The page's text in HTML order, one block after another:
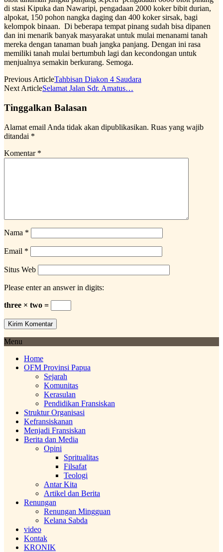
di stasi Kipuka dan Nawaripi, pengadaan 2000 koker bibit durian,
alpokat, 150 pohon nangka daging dan 400 koker sirsak, bagi
kelompok binaan. Di beberapa tempat pinang sudah bisa dipanen
dan ini menarik banyak masyarakat untuk mulai menanami tanah
mereka dengan tanaman buah jangka panjang. Dengan ini rasa
memiliki tanah mulai bertumbuh lagi dan kecondongan untuk
menjualnya semakin berkurang. Semoga.
Previous ArticleTahbisan Diakon 4 Saudara
Next ArticleSelamat Jalan Sdr. Amatus…
Tinggalkan Balasan
Alamat email Anda tidak akan dipublikasikan. Ruas yang wajib
ditandai *
Komentar *
Nama *
Email *
Situs Web
Please enter an answer in digits:
three × two =
Menu
Home
OFM Provinsi Papua
Sejarah
Komunitas
Kerasulan
Pendidikan Fransiskan
Struktur Organisasi
Kefransiskanan
Menjadi Fransiskan
Berita dan Media
Opini
Spritualitas
Filsafat
Teologi
Antar Kita
Artikel dan Berita
Renungan
Renungan Mingguan
Kelana Sabda
video
Kontak
KRONIK